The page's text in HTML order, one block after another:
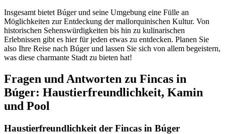
Insgesamt bietet Búger und seine Umgebung eine Fülle an
Möglichkeiten zur Entdeckung der mallorquinischen Kultur. Von
historischen Sehenswürdigkeiten bis hin zu kulinarischen
Erlebnissen gibt es hier für jeden etwas zu entdecken. Planen Sie
also Ihre Reise nach Búger und lassen Sie sich von allem begeistern,
was diese charmante Stadt zu bieten hat!
Fragen und Antworten zu Fincas in
Búger: Haustierfreundlichkeit, Kamin
und Pool
Haustierfreundlichkeit der Fincas in Búger